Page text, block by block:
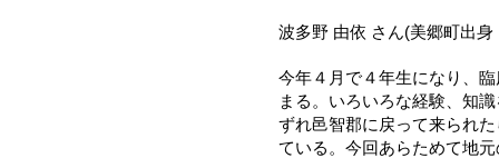
波多野 由依 さん(美郷町出
今年４月で４年生になり、
まる。いろいろな経験、知
ずれ邑智郡に戻って来られ
ている。今回あらためて地